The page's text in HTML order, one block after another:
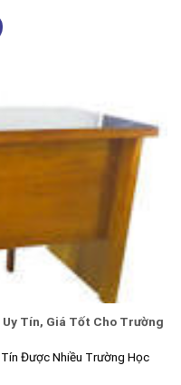
Uy Tín, Giá Tốt Cho Trường
Tín Được Nhiều Trường Học